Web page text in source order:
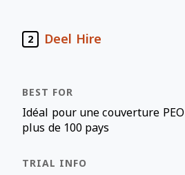
2 Deel Hire
Idéal pour une couverture
plus de 100 pays